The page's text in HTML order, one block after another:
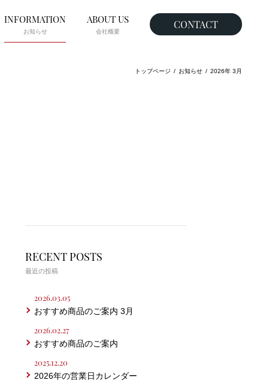
INFORMATION
お知らせ
ABOUT US
会社概要
CONTACT
トップページ お知らせ 2026年 3月
RECENT POSTS
最近の投稿
2026.03.05
おすすめ商品のご案内 3月
2026.02.27
おすすめ商品のご案内
2025.12.20
2026年の営業日カレンダー